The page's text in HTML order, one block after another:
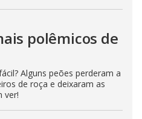
polêmicos de
Alguns peões perderam a
de roça e deixaram as
ver!